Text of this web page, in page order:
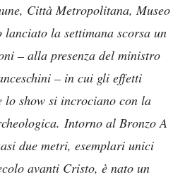
Città Metropolitana, Museo
lanciato la settimana scorsa un
– alla presenza del ministro
– in cui gli effetti
lo show si incrociano con la
Intorno al Bronzo A
due metri, esemplari unici
avanti Cristo, è nato un